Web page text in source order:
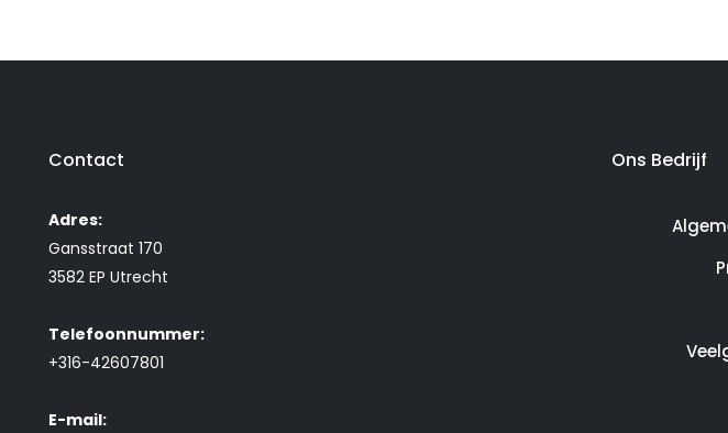
Contact
Adres:
Gansstraat 170
3582 EP Utrecht
Telefoonnummer:
+316-42607801
E-mail:
Ons Bedrijf